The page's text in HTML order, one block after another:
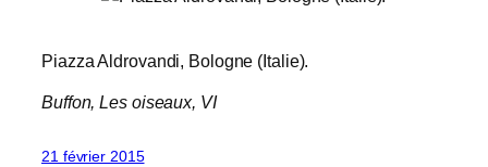
Piazza Aldrovandi, Bologne (Italie).
Buffon,Les oiseaux, VI
21 février 2015